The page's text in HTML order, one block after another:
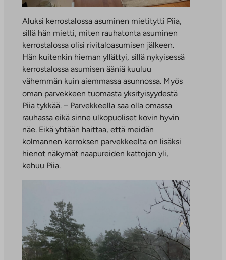
Aluksi kerrostalossa asuminen mietitytti Piia,
sillä hän mietti, miten rauhatonta asuminen
kerrostalossa olisi rivitaloasumisen jälkeen.
Hän kuitenkin hieman yllättyi, sillä nykyisessä
kerrostalossa asumisen ääniä kuuluu
vähemmän kuin aiemmassa asunnossa. Myös
oman parvekkeen tuomasta yksityisyydestä
Piia tykkää. – Parvekkeella saa olla omassa
rauhassa eikä sinne ulkopuoliset kovin hyvin
näe. Eikä yhtään haittaa, että meidän
kolmannen kerroksen parvekkeelta on lisäksi
hienot näkymät naapureiden kattojen yli,
kehuu Piia.